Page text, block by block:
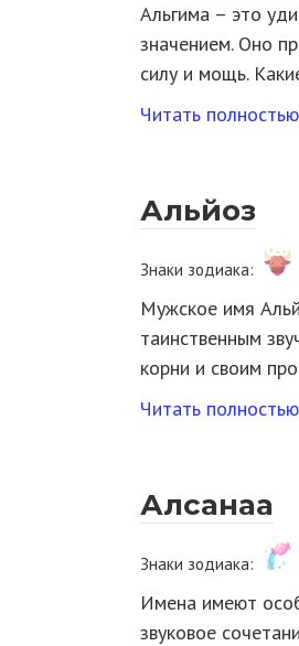
Альгима – это
значением. Оно
силу и мощь.
Читать полностью
Альйоз
Знаки зодиака:
Мужское имя
таинственным
корни и своим
Читать полностью
Алсанаа
Знаки зодиака:
Имена имеют
звуковое